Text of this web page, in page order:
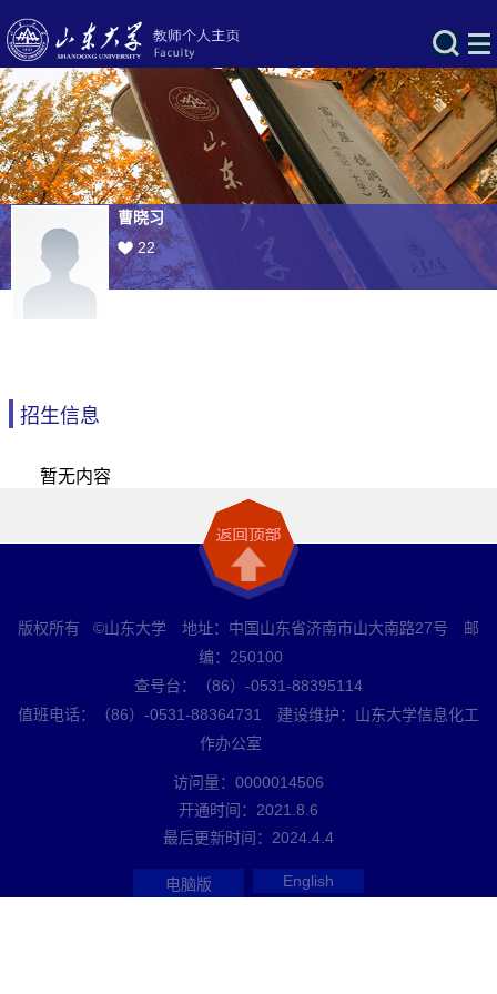
曹晓习
22
招生信息
暂无内容
版权所有 ©山东大学 地址：中国山东省济南市山大南路27号 邮
编：250100
查号台：（86）-0531-88395114
值班电话：（86）-0531-88364731 建设维护：山东大学信息化工
作办公室
访问量： 0000014506
开通时间： 2021 8 6
最后更新时间： 2024 4 4
电脑版 English